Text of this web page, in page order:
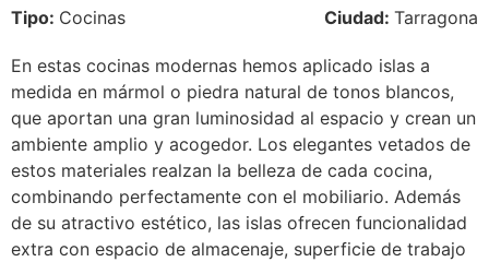
Tipo: Cocinas Ciudad: Tarragona
En estas cocinas modernas hemos aplicado islas a
medida en mármol o piedra natural de tonos blancos,
que aportan una gran luminosidad al espacio y crean un
ambiente amplio y acogedor. Los elegantes vetados de
estos materiales realzan la belleza de cada cocina,
combinando perfectamente con el mobiliario. Además
de su atractivo estético, las islas ofrecen funcionalidad
extra con espacio de almacenaje, superficie de trabajo